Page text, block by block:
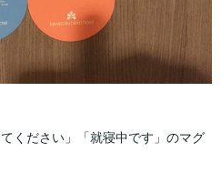
ください」「就寝中です」のマグ